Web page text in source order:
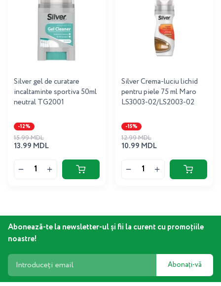
Silver gel de curatare
incaltaminte sportiva 50ml
neutral TG2001
-12%
13.99 MDL
15.99 MDL
Silver Crema-luciu lichid
pentru piele 75 ml Maro
LS3003-02/LS2003-02
-15%
10.99 MDL
12.99 MDL
Abonează-te la newsletter-ul și fii la curent cu promoțiile
noastre!
Abonați-vă